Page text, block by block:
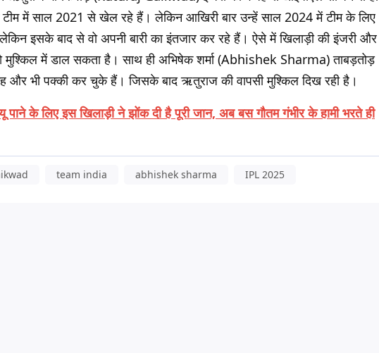
टीम में साल 2021 से खेल रहे हैं। लेकिन आखिरी बार उन्हें साल 2024 में टीम के लिए
इसके बाद से वो अपनी बारी का इंतजार कर रहे हैं। ऐसे में खिलाड़ी की इंजरी और
मुश्किल में डाल सकता है। साथ ही अभिषेक शर्मा (Abhishek Sharma) ताबड़तोड़
और भी पक्की कर चुके हैं। जिसके बाद ऋतुराज की वापसी मुश्किल दिख रही है।
पाने के लिए इस खिलाड़ी ने झोंक दी है पूरी जान, अब बस गौतम गंभीर के हामी भरते ही
team india abhishek sharma IPL 2025